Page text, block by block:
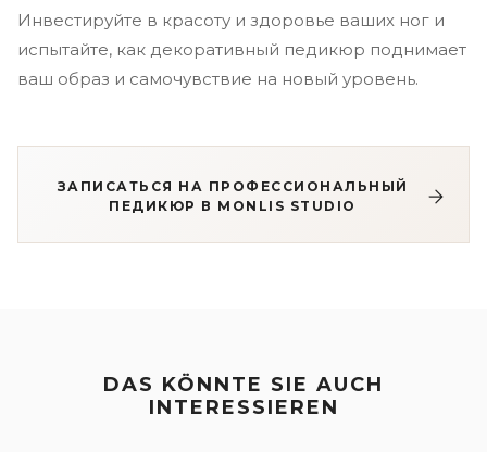
Инвестируйте в красоту и здоровье ваших ног и
испытайте, как декоративный педикюр поднимает
ваш образ и самочувствие на новый уровень.
ЗАПИСАТЬСЯ НА ПРОФЕССИОНАЛЬНЫЙ
ПЕДИКЮР В MONLIS STUDIO
DAS KÖNNTE SIE AUCH
INTERESSIEREN